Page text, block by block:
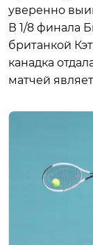
уверенно
В 1/8 финала
британкой
канадка
матчей